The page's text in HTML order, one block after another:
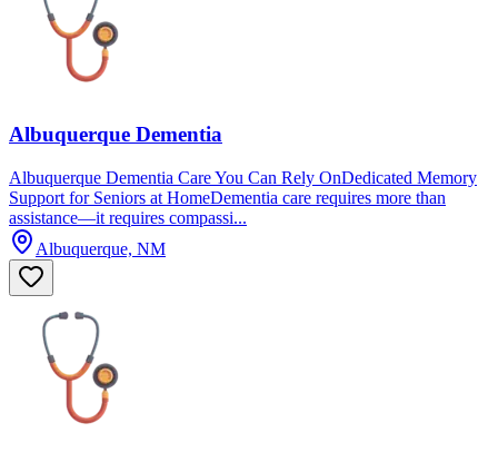
Albuquerque Dementia
Albuquerque Dementia Care You Can Rely OnDedicated Memory
Support for Seniors at HomeDementia care requires more than
assistance—it requires compassi...
Albuquerque, NM